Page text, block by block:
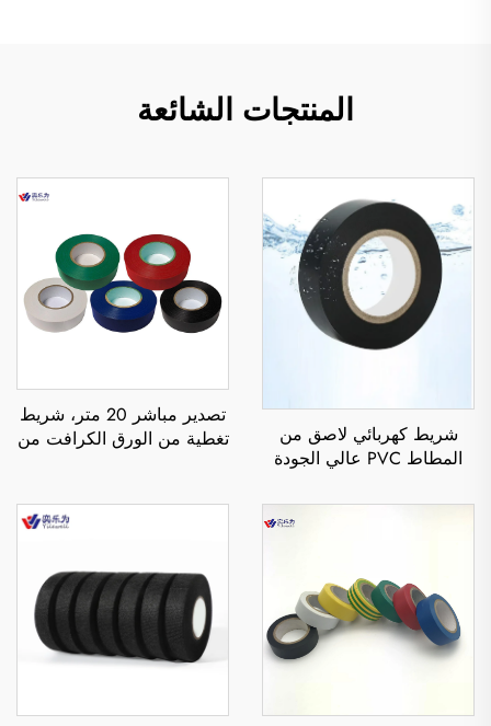
المنتجات الشائعة
شريط كهربائي لاصق من
المطاط PVC عالي الجودة
واحدة، مقاوم للحرارة والماء،
يستخدم كملصق عازل
تصدير مباشر 20 متر، شريط
تغطية من الورق الكرافت من
مناسب للمواد المطبوعة
والاستخدام الإلكتروني